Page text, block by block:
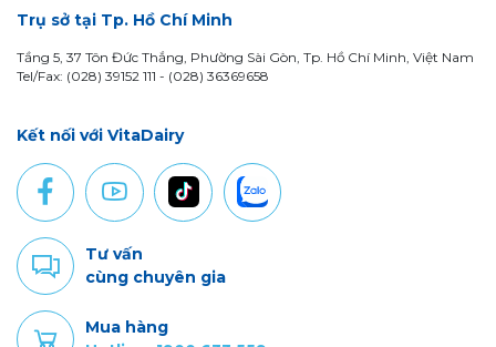
Trụ sở tại Tp. Hồ Chí Minh
Tầng 5, 37 Tôn Đức Thắng, Phường Sài Gòn, Tp. Hồ Chí Minh, Việt Nam
Tel/Fax: (028) 39152 111 - (028) 36369658
Kết nối với VitaDairy
Tư vấn
cùng chuyên gia
Mua hàng